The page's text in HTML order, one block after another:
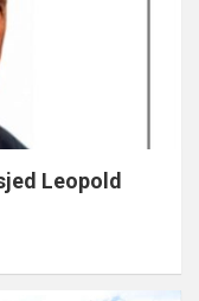
Leopold